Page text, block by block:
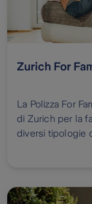
Zurich For
La Polizza For
di Zurich per la
diversi tipologie